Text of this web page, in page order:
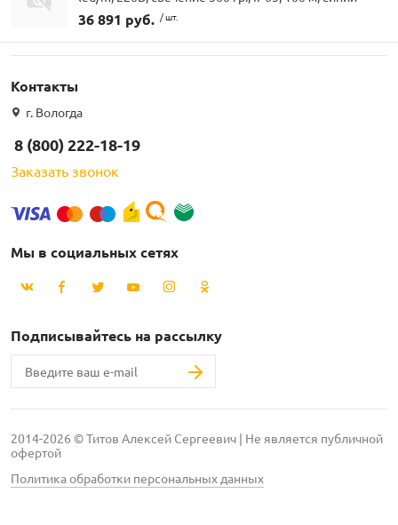
36 891 руб. / шт.
Контакты
г. Вологда
8 (800) 222-18-19
Заказать звонок
Мы в социальных сетях
Подписывайтесь на рассылку
2014-2026 © Титов Алексей Сергеевич | Не является публичной
офертой
Политика обработки персональных данных